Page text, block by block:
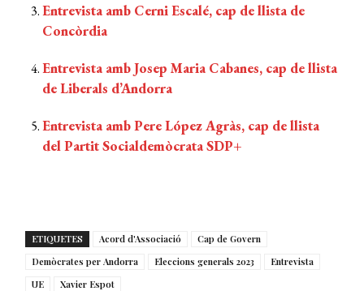
Entrevista amb Cerni Escalé, cap de llista de
Concòrdia
Entrevista amb Josep Maria Cabanes, cap de llista
de Liberals d’Andorra
Entrevista amb Pere López Agràs, cap de llista
del Partit Socialdemòcrata SDP+
ETIQUETES Acord d'Associació
Cap de Govern
Demòcrates per Andorra
Eleccions generals 2023
Entrevista
UE
Xavier Espot